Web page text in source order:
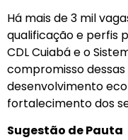
Há mais de 3 mil
qualificação e perfis
CDL Cuiabá e o
compromisso
desenvolvimento
fortalecimento dos
Sugestão de Pauta